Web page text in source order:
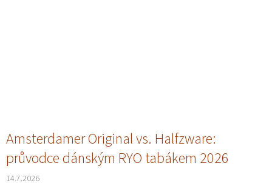
Amsterdamer Original vs. Halfzware:
průvodce dánským RYO tabákem 2026
14.7.2026